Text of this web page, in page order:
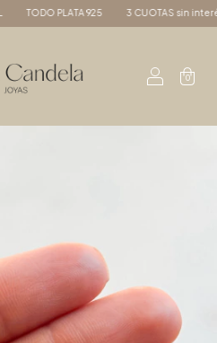
TODO PLATA 925 3 CUOTAS sin interés
0